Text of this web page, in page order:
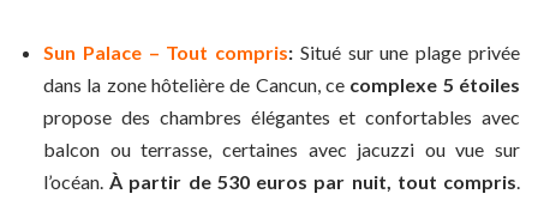
Sun Palace – Tout compris: Situé sur une plage privée
dans la zone hôtelière de Cancun, ce complexe 5 étoiles
propose des chambres élégantes et confortables avec
balcon ou terrasse, certaines avec jacuzzi ou vue sur
l’océan.À partir de 530 euros par nuit, tout compris.